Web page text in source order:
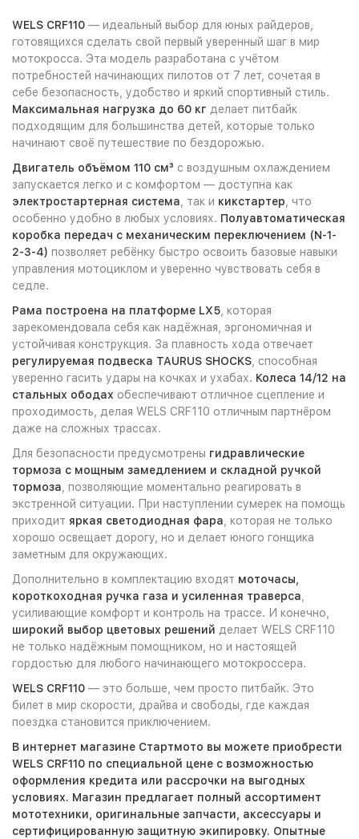
WELS CRF110 — идеальный выбор для юных райдеров,
готовящихся сделать свой первый уверенный шаг в мир
мотокросса. Эта модель разработана с учётом
потребностей начинающих пилотов от 7 лет, сочетая в
себе безопасность, удобство и яркий спортивный стиль.
Максимальная нагрузка до 60 кг делает питбайк
подходящим для большинства детей, которые только
начинают своё путешествие по бездорожью.
Двигатель объёмом 110 см³ с воздушным охлаждением
запускается легко и с комфортом — доступна как
электростартерная система, так и кикстартер, что
особенно удобно в любых условиях. Полуавтоматическая
коробка передач с механическим переключением (N-1-
2-3-4) позволяет ребёнку быстро освоить базовые навыки
управления мотоциклом и уверенно чувствовать себя в
седле.
Рама построена на платформе LX5, которая
зарекомендовала себя как надёжная, эргономичная и
устойчивая конструкция. За плавность хода отвечает
регулируемая подвеска TAURUS SHOCKS, способная
уверенно гасить удары на кочках и ухабах. Колеса 14/12 на
стальных ободах обеспечивают отличное сцепление и
проходимость, делая WELS CRF110 отличным партнёром
даже на сложных трассах.
Для безопасности предусмотрены гидравлические
тормоза с мощным замедлением и складной ручкой
тормоза, позволяющие моментально реагировать в
экстренной ситуации. При наступлении сумерек на помощь
приходит яркая светодиодная фара, которая не только
хорошо освещает дорогу, но и делает юного гонщика
заметным для окружающих.
Дополнительно в комплектацию входят моточасы,
короткоходная ручка газа и усиленная траверса,
усиливающие комфорт и контроль на трассе. И конечно,
широкий выбор цветовых решений делает WELS CRF110
не только надёжным помощником, но и настоящей
гордостью для любого начинающего мотокроссера.
WELS CRF110 — это больше, чем просто питбайк. Это
билет в мир скорости, драйва и свободы, где каждая
поездка становится приключением.
В интернет магазине Стартмото вы можете приобрести
WELS CRF110 по специальной цене с возможностью
оформления кредита или рассрочки на выгодных
условиях. Магазин предлагает полный ассортимент
мототехники, оригинальные запчасти, аксессуары и
сертифицированную защитную экипировку. Опытные